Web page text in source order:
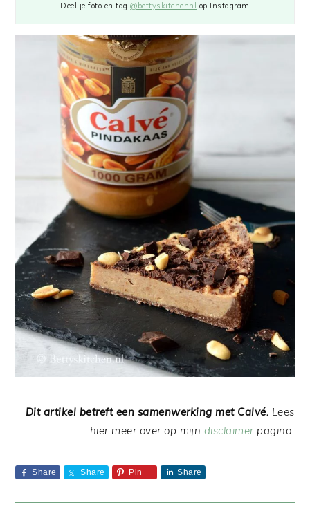
Deel je foto en tag@bettyskitchennl op Instagram
Dit artikel betreft een samenwerking met Calvé. Lees
hier meer over op mijn disclaimerpagina.
Share Share Pin Share